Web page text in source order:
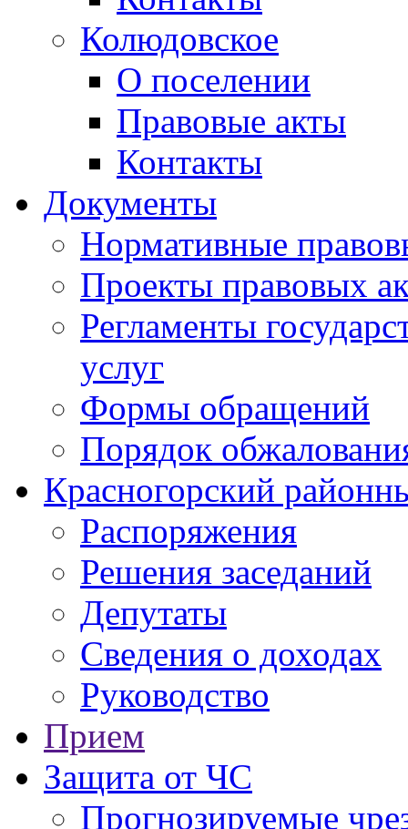
Колюдовское
О поселении
Правовые акты
Контакты
Документы
Нормативные
Проекты правовых
Регламенты
услуг
Формы обращений
Порядок
Красногорский
Распоряжения
Решения заседаний
Депутаты
Сведения о доходах
Руководство
Прием
Защита от ЧС
Прогнозируемые